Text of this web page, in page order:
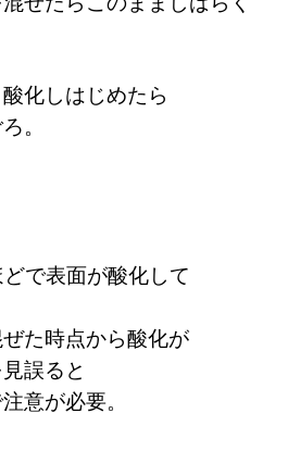
化しはじめたら
。
で表面が酸化して
た時点から酸化が
誤ると
意が必要。